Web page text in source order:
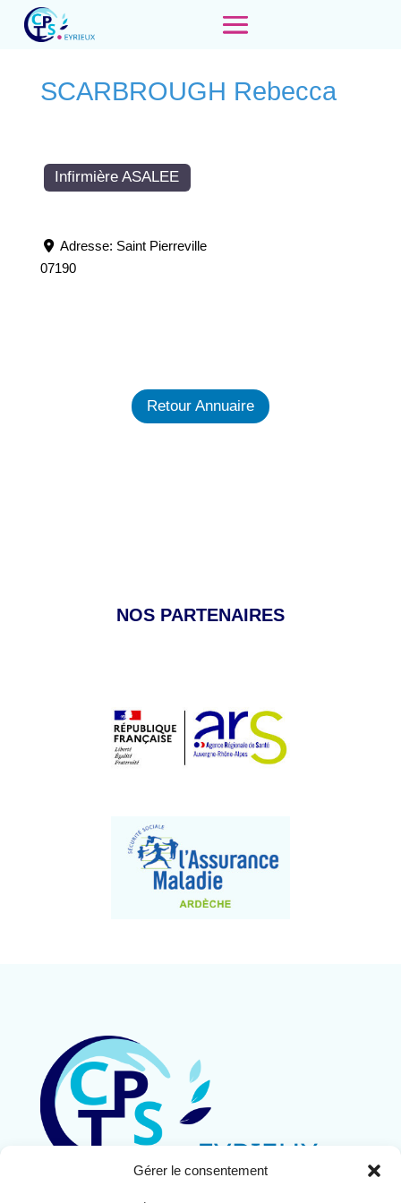
Gérer le consentement
SCARBROUGH Rebecca
Infirmière ASALEE
Adresse: Saint Pierreville
07190
Retour Annuaire
NOS PARTENAIRES